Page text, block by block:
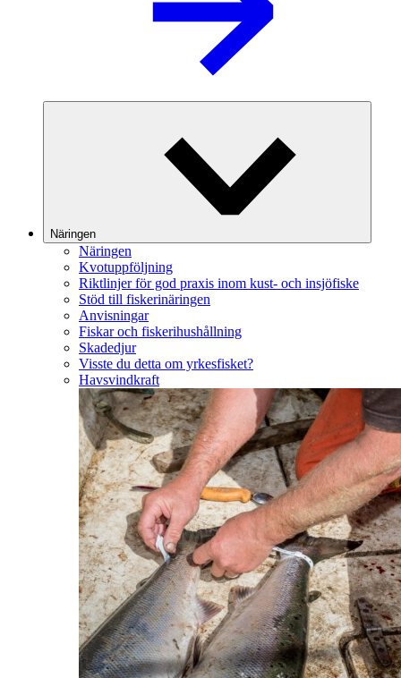
Näringen
Näringen
Kvotuppföljning
Riktlinjer för god praxis inom kust- och insjöfiske
Stöd till fiskerinäringen
Anvisningar
Fiskar och fiskerihushållning
Skadedjur
Visste du detta om yrkesfisket?
Havsvindkraft